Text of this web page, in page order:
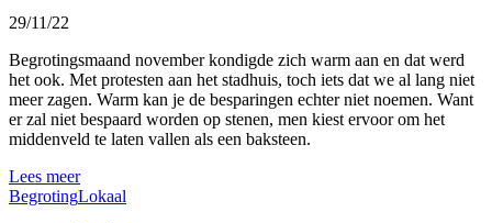
29/11/22
Begrotingsmaand november kondigde zich warm aan en dat werd
het ook. Met protesten aan het stadhuis, toch iets dat we al lang niet
meer zagen. Warm kan je de besparingen echter niet noemen. Want
er zal niet bespaard worden op stenen, men kiest ervoor om het
middenveld te laten vallen als een baksteen.
Lees meer
BegrotingLokaal